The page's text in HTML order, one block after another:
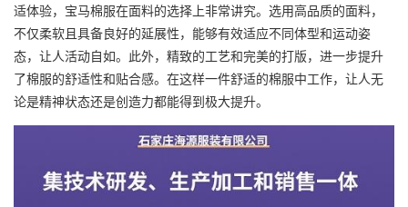
适体验，宝马棉服在面料的选择上非常讲究。选用高品质的面料，
不仅柔软且具备良好的延展性，能够有效适应不同体型和运动姿
态，让人活动自如。此外，精致的工艺和完美的打版，进一步提升
了棉服的舒适性和贴合感。在这样一件舒适的棉服中工作，让人无
论是精神状态还是创造力都能得到极大提升。